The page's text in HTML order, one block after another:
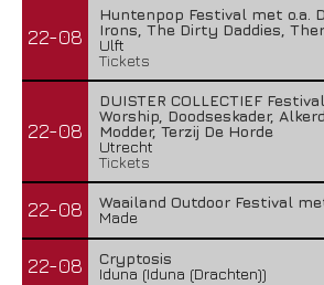
22-08
Huntenpop Festival met o.a.
Irons, The Dirty Daddies,
Ulft
Tickets
22-08
DUISTER COLLECTIEF
Worship, Doodseskader,
Modder, Terzij De Horde
Utrecht
Tickets
22-08
Waailand Outdoor Festival
Made
22-08
Cryptosis
Iduna (Iduna (Drachten))